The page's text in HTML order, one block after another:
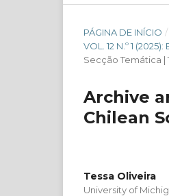
PÁGINA DE INÍCIO /
VOL. 12 N.º 1
Secção Temática
Archive
Chilean
Tessa Oliveira
University of